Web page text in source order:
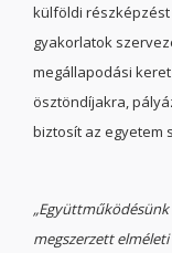
külföldi részképzést
gyakorlatok
megállapodási
ösztöndíjakra,
biztosít az egyetem
„Együttműködésünk
megszerzett